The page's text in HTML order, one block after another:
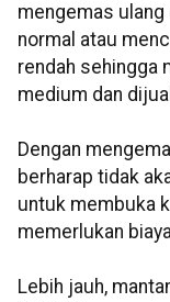
mengemas ulang
normal atau
rendah sehingga
medium dan
Dengan
berharap tidak
untuk membuka
memerlukan
Lebih jauh,